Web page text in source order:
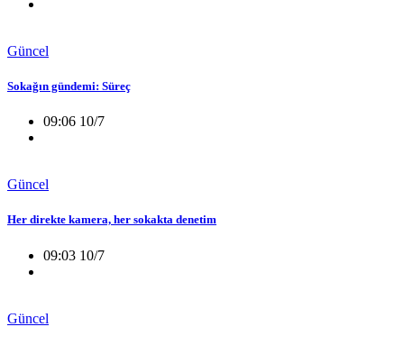
Güncel
Sokağın gündemi: Süreç
09:06 10/7
Güncel
Her direkte kamera, her sokakta denetim
09:03 10/7
Güncel